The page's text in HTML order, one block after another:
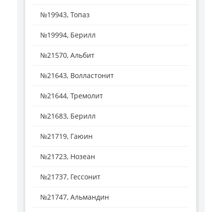
№19943, Топаз
№19994, Берилл
№21570, Альбит
№21643, Волластонит
№21644, Тремолит
№21683, Берилл
№21719, Гаюин
№21723, Нозеан
№21737, Гессонит
№21747, Альмандин